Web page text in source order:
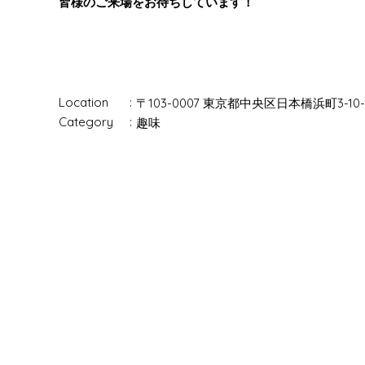
Location
〒103-0007 東京都中央区日本橋浜町3-
Category
趣味